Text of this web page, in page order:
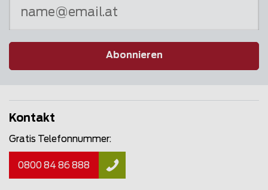
Abonnieren
Kontakt
Gratis Telefonnummer:
0800 84 86 888